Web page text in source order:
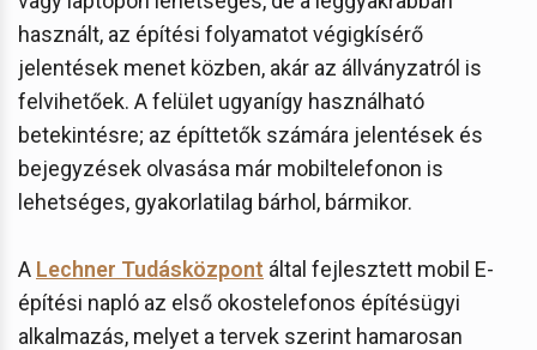
használt, az építési folyamatot végigkísérő
jelentések menet közben, akár az állványzatról is
felvihetőek. A felület ugyanígy használható
betekintésre; az építtetők számára jelentések és
bejegyzések olvasása már mobiltelefonon is
lehetséges, gyakorlatilag bárhol, bármikor.
A Lechner Tudásközpont által fejlesztett mobil E-
építési napló az első okostelefonos építésügyi
alkalmazás, melyet a tervek szerint hamarosan